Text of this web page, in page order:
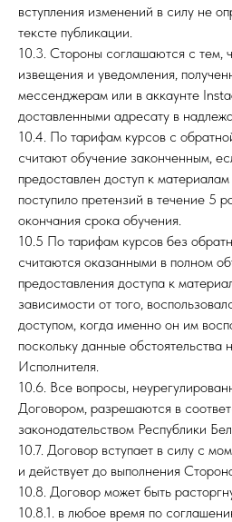
вступления изменений в силу не
тексте публикации.
10.3. Стороны соглашаются с тем,
извещения и уведомления,
мессенджерам или в аккаунте
доставленными адресату в
10.4. По тарифам курсов с
считают обучение законченным,
предоставлен доступ к
поступило претензий в течение 5
окончания срока обучения.
10.5 По тарифам курсов без
считаются оказанными в полном
предоставления доступа к
зависимости от того,
доступом, когда именно он им
поскольку данные обстоятельства
Исполнителя.
10.6. Все вопросы,
Договором, разрешаются в
законодательством Республики
10.7. Договор вступает в силу с
и действует до выполнения
10.8. Договор может быть
10.8.1. в любое время по